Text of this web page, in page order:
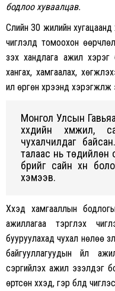
бодлоо хуваалцав.
Сүүлийн 30 жилийн
чиглэлд томоохон
үзэх хандлага ажил хэрэг
хангах, хамгаалах,
илүү өргөн хүрээнд
Монгол Улсын
хүүхдийн
чухалчилдаг
талаас нь төдийлөн
бүрийг сайн хүн
хэмээв.
Хүүхэд хамгааллын
ажиллагаа тэргүүлэх
бууруулахад чухал нөлөө
байгууллагуудын үйл
сэргийлэх ажил эзэлдэг
өртсөн хүүхэд, гэр бүлд